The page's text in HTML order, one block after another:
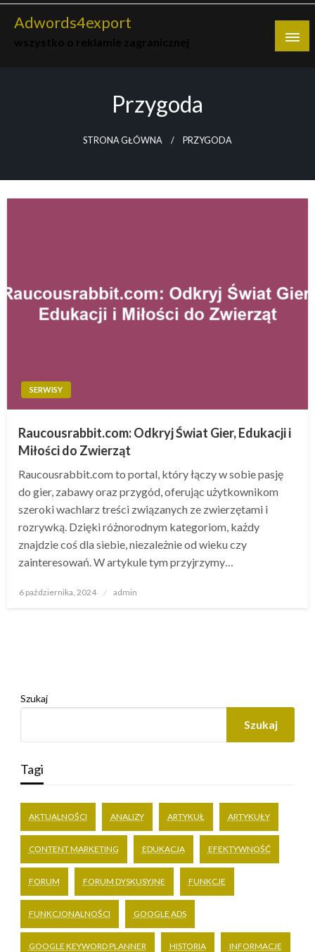
Skip
Adwords4export
Przygoda
STRONA GŁÓWNA PRZYGODA
SERWISY
Raucousrabbit.com: Odkryj Świat Gier, Edukacji i
Miłości do Zwierząt
Raucousrabbit.com to portal, który łączy w sobie pasję
do gier, zabawy oraz przygód, oferując użytkownikom
szeroki wachlarz treści związanych ze zwierzętami i
rozrywką. Dzięki różnorodnym kategoriom, każdy
znajdzie coś dla siebie, niezależnie od wieku czy
zainteresowań. W artykule tym przyjrzymy…
Opublikowane
6 października, 2024 admin
Szukaj
Szukaj
Tagi
AKTUALNOŚCI ANALIZY ARTYKUŁ ARTYKUŁY
CONTENT MARKETING EDUKACJA EFEKTYWNOŚĆ
FORUM FORUM DYSKUSYJNE FUNKCJE
FUNKCJONALNOŚCI GOOGLE ADS
GOOGLE KEYWORD PLANNER HISTORIA INFORMACJE